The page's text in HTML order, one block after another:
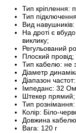
Тип кріплення:
Тип
Вид навушників:
На дроті є
виклику;
Регульований
Плоский провід;
Тип кабелю: не
Діаметр
Діапазон
Імпеданс: 32
Штекер прямий;
Тип
Колір: Біло-
Довжина
Вага: 120 г